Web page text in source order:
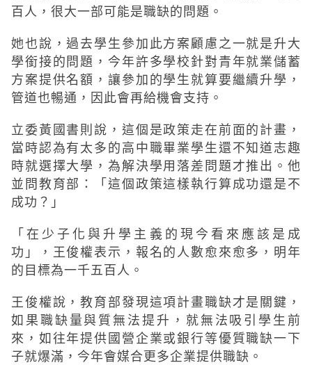
百人，很大一部可能是職缺的問題。
她也說，過去學生參加此方案顧慮之一就是升大
學銜接的問題，今年許多學校針對青年就業儲蓄
方案提供名額，讓參加的學生就算要繼續升學，
管道也暢通，因此會再給機會支持。
立委黃國書則說，這個是政策走在前面的計畫，
當時認為有太多的高中職畢業學生還不知道志趣
時就選擇大學，為解決學用落差問題才推出。他
並問教育部：「這個政策這樣執行算成功還是不
成功？」
「在少子化與升學主義的現今看來應該是成
功」，王俊權表示，報名的人數愈來愈多，明年
的目標為一千五百人。
王俊權說，教育部發現這項計畫職缺才是關鍵，
如果職缺量與質無法提升，就無法吸引學生前
來，如往年提供國營企業或銀行等優質職缺一下
子就爆滿，今年會媒合更多企業提供職缺。